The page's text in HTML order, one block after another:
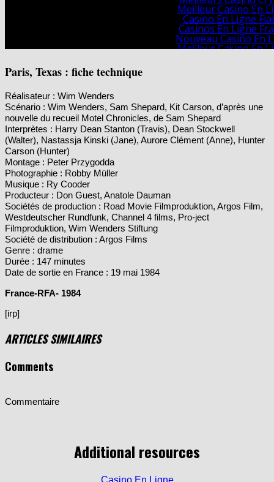
Paris, Texas : fiche technique
Réalisateur : Wim Wenders
Scénario : Wim Wenders, Sam Shepard, Kit Carson, d’après une
nouvelle du recueil Motel Chronicles, de Sam Shepard
Interprètes : Harry Dean Stanton (Travis), Dean Stockwell
(Walter), Nastassja Kinski (Jane), Aurore Clément (Anne), Hunter
Carson (Hunter)
Montage : Peter Przygodda
Photographie : Robby Müller
Musique : Ry Cooder
Producteur : Don Guest, Anatole Dauman
Sociétés de production : Road Movie Filmproduktion, Argos Film,
Westdeutscher Rundfunk, Channel 4 films, Pro-ject
Filmproduktion, Wim Wenders Stiftung
Société de distribution : Argos Films
Genre : drame
Durée : 147 minutes
[irp]
ARTICLES SIMILAIRES
Comments
Additional resources